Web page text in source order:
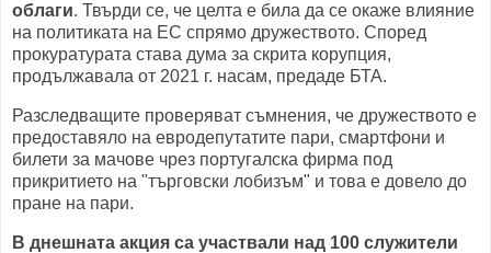
облаги. Твърди се, че целта е била да се окаже влияние
на политиката на ЕС спрямо дружеството. Според
прокуратурата става дума за скрита корупция,
продължавала от 2021 г. насам, предаде БТА.
Разследващите проверяват съмнения, че дружеството е
предоставяло на евродепутатите пари, смартфони и
билети за мачове чрез португалска фирма под
прикритието на "търговски лобизъм" и това е довело до
пране на пари.
В днешната акция са участвали над 100 служители